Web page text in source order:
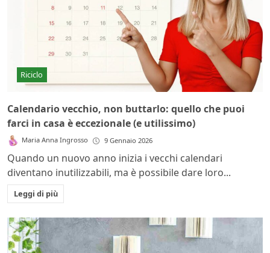
Riciclo
Calendario vecchio, non buttarlo: quello che puoi
farci in casa è eccezionale (e utilissimo)
Maria Anna Ingrosso 9 Gennaio 2026
Quando un nuovo anno inizia i vecchi calendari
diventano inutilizzabili, ma è possibile dare loro...
Leggi di più